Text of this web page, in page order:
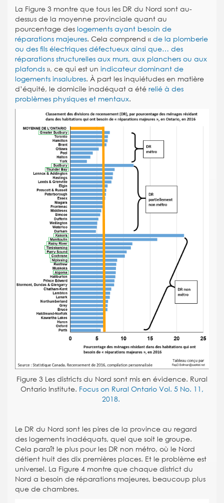
La Figure 3 montre que tous les DR du Nord sont au-
dessus de la moyenne provinciale quant au
pourcentage des logements ayant besoin de
réparations majeures. Cela comprend « de la plomberie
ou des fils électriques défectueux ainsi que… des
réparations structurelles aux murs, aux planchers ou aux
plafonds », ce qui est un indicateur dominant de
logements insalubres. À part les inquiétudes en matière
d’équité, le domicile inadéquat a été relié à des
problèmes physiques et mentaux.
Figure 3 Les districts du Nord sont mis en évidence. Rural
Ontario Institute. Focus on Rural Ontario Vol. 5 No. 11,
2018.
Le DR du Nord sont les pires de la province au regard
des logements inadéquats, quel que soit le groupe.
Cela paraît le plus pour les DR non métro, où le Nord
détient huit des dix premières places. Et le problème est
universel. La Figure 4 montre que chaque district du
Nord a besoin de réparations majeures, beaucoup plus
que de chambres.